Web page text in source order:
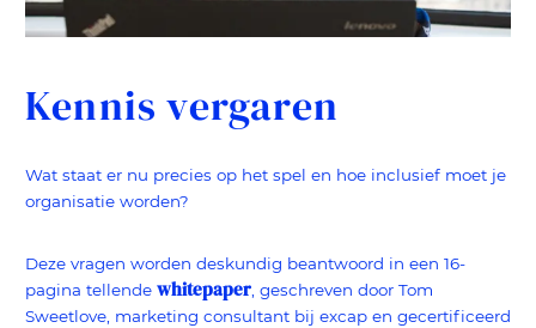
Kennis vergaren
Wat staat er nu precies op het spel en hoe inclusief moet je
organisatie worden?
Deze vragen worden deskundig beantwoord in een 16-
pagina tellende whitepaper , geschreven door Tom
Sweetlove, marketing consultant bij excap en gecertificeerd